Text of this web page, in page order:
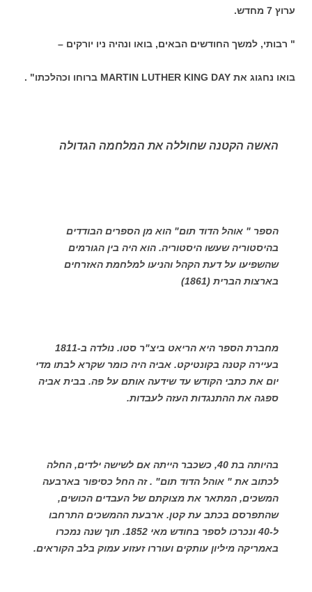
ערוץ 7 מחדש.
" רבותי, למשך החודשים הבאים, בואו ונהיה ניו יורקים –
בואו נחגוג את MARTIN LUTHER KING DAY ברוחו וכהלכתו" .
האשה הקטנה שחוללה את המלחמה הגדולה
הספר " אוהל הדוד תום" הוא מן הספרים הבודדים
בהיסטוריה שעשו היסטוריה. הוא היה בין הגורמים
שהשפיעו על דעת הקהל והניעו למלחמת האזרחים
בארצות הברית (1861)
מחברת הספר היא הריאט ביצ"ר סטו. נולדה ב-1811
בעיירה קטנה בקונטיקט. אביה היה כומר שקרא לבתו מדי
יום את כתבי הקודש עד שידעה אותם על פה. בבית אביה
ספגה את ההתנגדות העזה לעבדות.
בהיותה בת 40, כשכבר הייתה אם לשישה ילדים, החלה
לכתוב את " אוהל הדוד תום" . זה החל כסיפור בארבעה
המשכים, המתאר את מצוקתם של העבדים הכושים,
שהתפרסם בכתב עת קטן. ארבעת ההמשכים התרחבו
ל-40 ונכרכו לספר בחודש מאי 1852. תוך שנה נמכרו
באמריקה מיליון עותקים ועוררו זעזוע עמוק בלב הקוראים.